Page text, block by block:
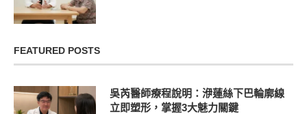
FEATURED POSTS
吳芮醫師療程說明：洢蓮絲下巴輪廓線
立即塑形，掌握3大魅力關鍵